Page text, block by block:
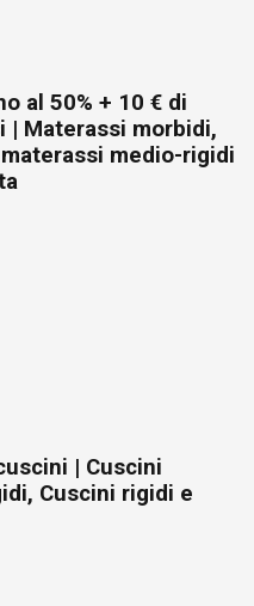
al 50% + 10 € di
| Materassi morbidi,
medio-rigidi
| Cuscini
Cuscini rigidi e